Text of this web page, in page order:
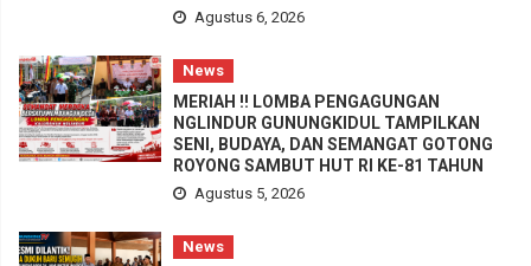
Agustus 6, 2026
News
MERIAH !! LOMBA PENGAGUNGAN
NGLINDUR GUNUNGKIDUL TAMPILKAN
SENI, BUDAYA, DAN SEMANGAT GOTONG
ROYONG SAMBUT HUT RI KE-81 TAHUN
Agustus 5, 2026
News